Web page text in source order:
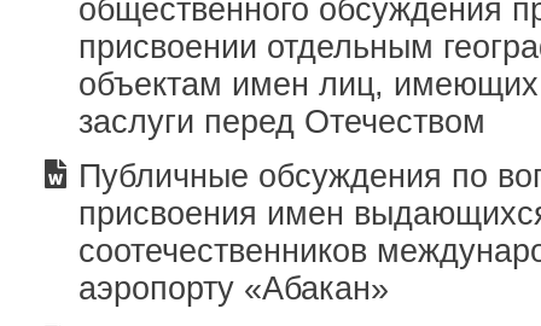
общественного обсуждения
присвоении отдельным
объектам имен лиц,
заслуги перед Отечеством
Публичные обсуждения по
присвоения имен
соотечественников
аэропорту «Абакан»